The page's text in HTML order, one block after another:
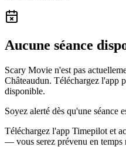
Aucune séance
Scary Movie n'est pas
Châteaudun. Téléchargez l'app
disponible.
Soyez alerté dès qu'une séance
Téléchargez l'app Timepilot et
— vous serez prévenu en temps